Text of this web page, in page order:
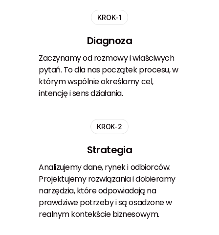
KROK-1
Diagnoza
Zaczynamy od rozmowy i właściwych
pytań. To dla nas początek procesu, w
którym wspólnie określamy cel,
intencję i sens działania.
KROK-2
Strategia
Analizujemy dane, rynek i odbiorców.
Projektujemy rozwiązania i dobieramy
narzędzia, które odpowiadają na
prawdziwe potrzeby i są osadzone w
realnym kontekście biznesowym.